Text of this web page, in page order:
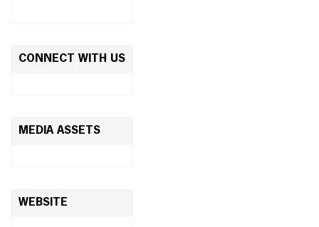
CONNECT WITH US
MEDIA ASSETS
WEBSITE